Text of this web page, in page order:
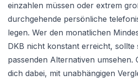
einzahlen müssen oder extrem
durchgehende persönliche
legen. Wer den monatlichen
DKB nicht konstant erreicht, sollte
passenden Alternativen umsehen.
dich dabei, mit unabhängigen